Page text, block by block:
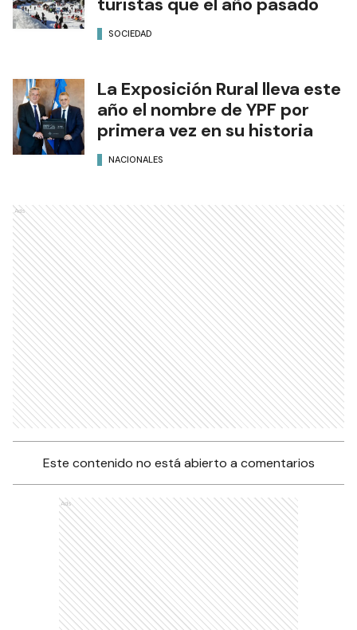
SOCIEDAD
La Exposición Rural lleva este
año el nombre de YPF por
primera vez en su historia
NACIONALES
Ads
Este contenido no está abierto a comentarios
Ads